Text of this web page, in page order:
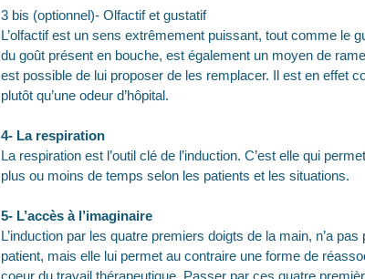
3 bis (optionnel)- Olfactif et gustatif
L’olfactif est un sens extrêmement puissant, tout comme le
du goût présent en bouche, est également un moyen de
est possible de lui proposer de les remplacer. Il est en effet
plutôt qu’une odeur d’hôpital.
4- La respiration
La respiration est l’outil clé de l’induction. C’est elle qui
plus ou moins de temps selon les patients et les situations.
5- L’accès à l’imaginaire
L’induction par les quatre premiers doigts de la main, n’a
patient, mais elle lui permet au contraire une forme de
coeur du travail thérapeutique. Passer par ces quatre